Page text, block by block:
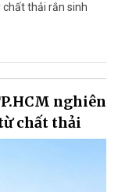
chất thải rắn sinh
nghiên
chất thải